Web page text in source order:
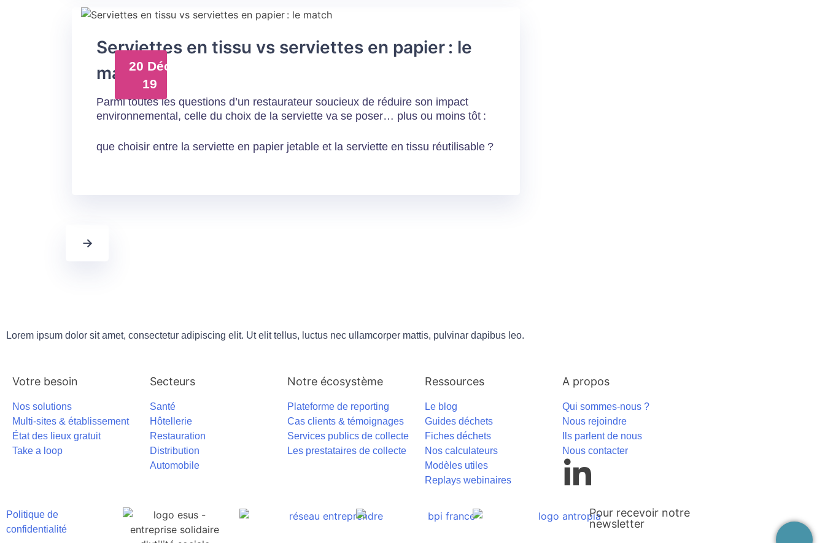
20 Déc
19
Serviettes en tissu vs serviettes en papier : le
match
Parmi toutes les questions d’un restaurateur soucieux de réduire son impact
environnemental, celle du choix de la serviette va se poser… plus ou moins tôt :
que choisir entre la serviette en papier jetable et la serviette en tissu réutilisable ?
→
Lorem ipsum dolor sit amet, consectetur adipiscing elit. Ut elit tellus, luctus nec ullamcorper mattis, pulvinar dapibus leo.
Votre besoin
Nos solutions
Multi-sites & établissement
État des lieux gratuit
Take a loop
Secteurs
Santé
Hôtellerie
Restauration
Distribution
Automobile
Notre écosystème
Plateforme de reporting
Cas clients & témoignages
Services publics de collecte
Les prestataires de collecte
Ressources
Le blog
Guides déchets
Fiches déchets
Nos calculateurs
Modèles utiles
Replays webinaires
A propos
Qui sommes-nous ?
Nous rejoindre
Ils parlent de nous
Nous contacter
Politique de
confidentialité
Pour recevoir notre
newsletter